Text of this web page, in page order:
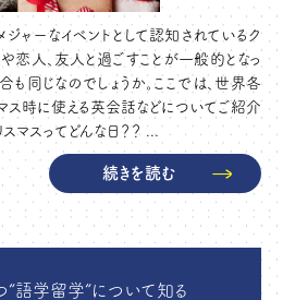
ャーなイベントとして認知されているク
恋人、友人と過ごすことが一般的となっ
同じなのでしょうか。ここでは、世界各
ス時に使える英会話などについてご紹介
マスってどんな日？？ ...
続きを読む
語学留学“について知る